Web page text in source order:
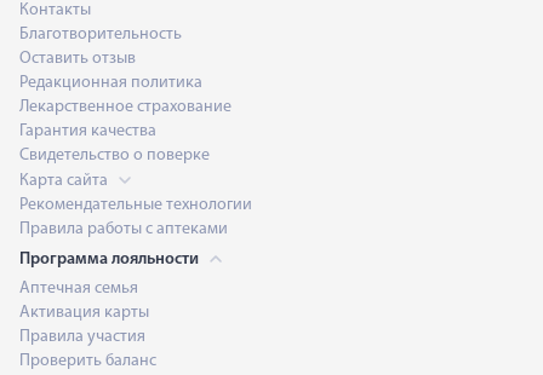
Контакты
Благотворительность
Оставить отзыв
Редакционная политика
Лекарственное страхование
Гарантия качества
Свидетельство о поверке
Карта сайта
Рекомендательные технологии
Правила работы с аптеками
Программа лояльности
Аптечная семья
Активация карты
Правила участия
Проверить баланс